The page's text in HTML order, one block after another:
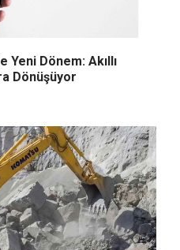
Yeni Dönem: Akıllı
Dönüşüyor